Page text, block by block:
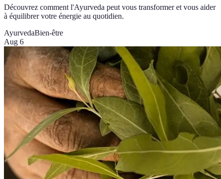
Découvrez comment l'Ayurveda peut vous transformer et vous aider
à équilibrer votre énergie au quotidien.
AyurvedaBien-être
Aug 6